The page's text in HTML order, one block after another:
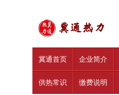
冀通首页 企业简介
供热常识 缴费说明